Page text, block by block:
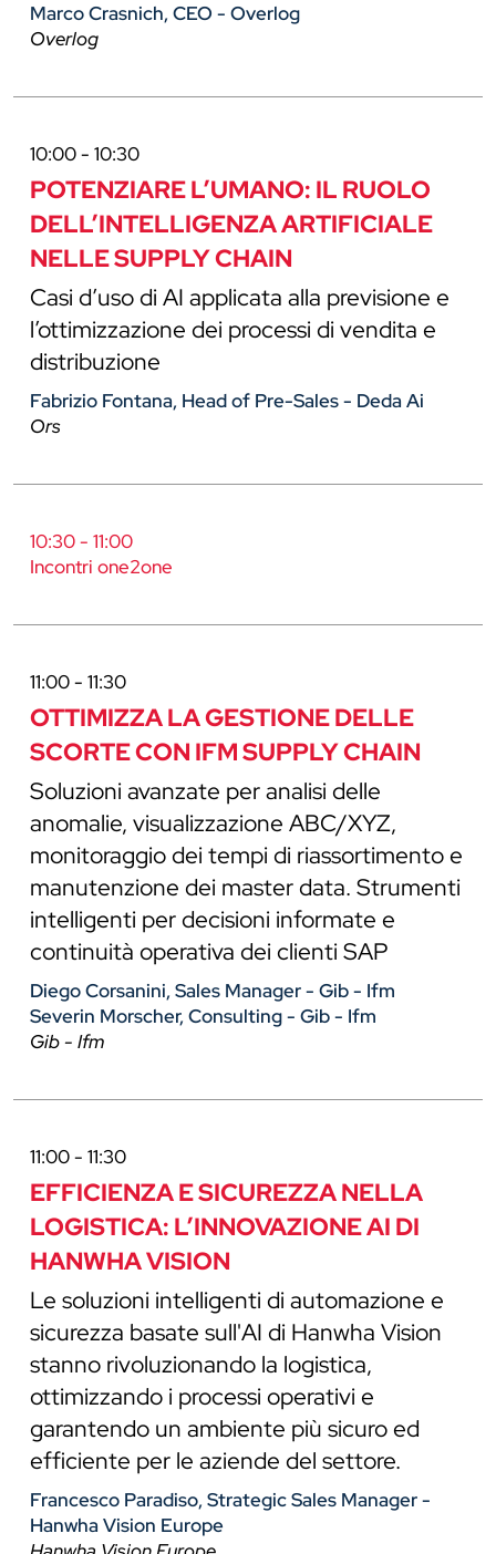
Marco Crasnich, CEO - Overlog
Overlog
10:00 - 10:30
POTENZIARE L’UMANO: IL RUOLO
DELL’INTELLIGENZA ARTIFICIALE
NELLE SUPPLY CHAIN
Casi d’uso di AI applicata alla previsione e
l’ottimizzazione dei processi di vendita e
distribuzione
Fabrizio Fontana, Head of Pre-Sales - Deda Ai
Ors
10:30 - 11:00
Incontri one2one
11:00 - 11:30
OTTIMIZZA LA GESTIONE DELLE
SCORTE CON IFM SUPPLY CHAIN
Soluzioni avanzate per analisi delle
anomalie, visualizzazione ABC/XYZ,
monitoraggio dei tempi di riassortimento e
manutenzione dei master data. Strumenti
intelligenti per decisioni informate e
continuità operativa dei clienti SAP
Diego Corsanini, Sales Manager - Gib - Ifm
Severin Morscher, Consulting - Gib - Ifm
Gib - Ifm
11:00 - 11:30
EFFICIENZA E SICUREZZA NELLA
LOGISTICA: L’INNOVAZIONE AI DI
HANWHA VISION
Le soluzioni intelligenti di automazione e
sicurezza basate sull'AI di Hanwha Vision
stanno rivoluzionando la logistica,
ottimizzando i processi operativi e
garantendo un ambiente più sicuro ed
efficiente per le aziende del settore.
Francesco Paradiso, Strategic Sales Manager -
Hanwha Vision Europe